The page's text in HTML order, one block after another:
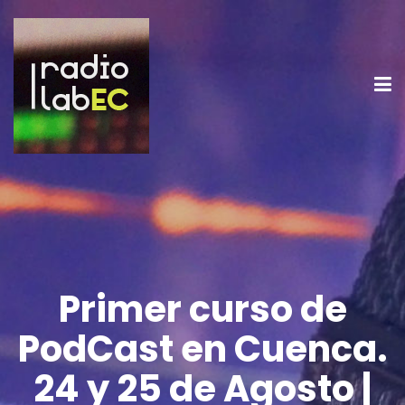
Primer curso de
PodCast en Cuenca.
24 y 25 de Agosto |